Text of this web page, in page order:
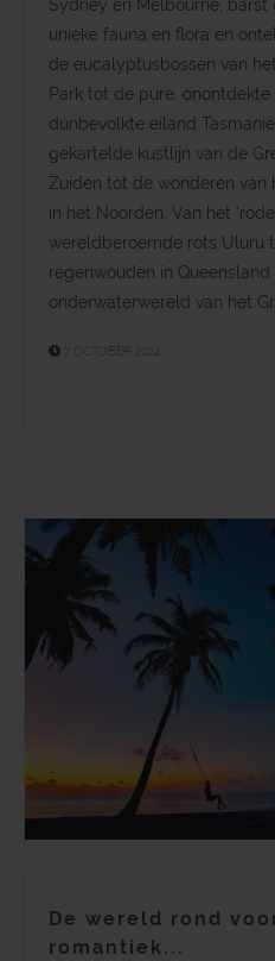
Sydney en Melbourne,
unieke fauna en flora en
de eucalyptusbossen van
Park tot de pure,
dunbevolkte eiland
gekartelde kustlijn van de
Zuiden tot de wonderen van
in het Noorden. Van het
wereldberoemde rots Uluru
regenwouden in
onderwaterwereld van het
De wereld rond
romantiek...